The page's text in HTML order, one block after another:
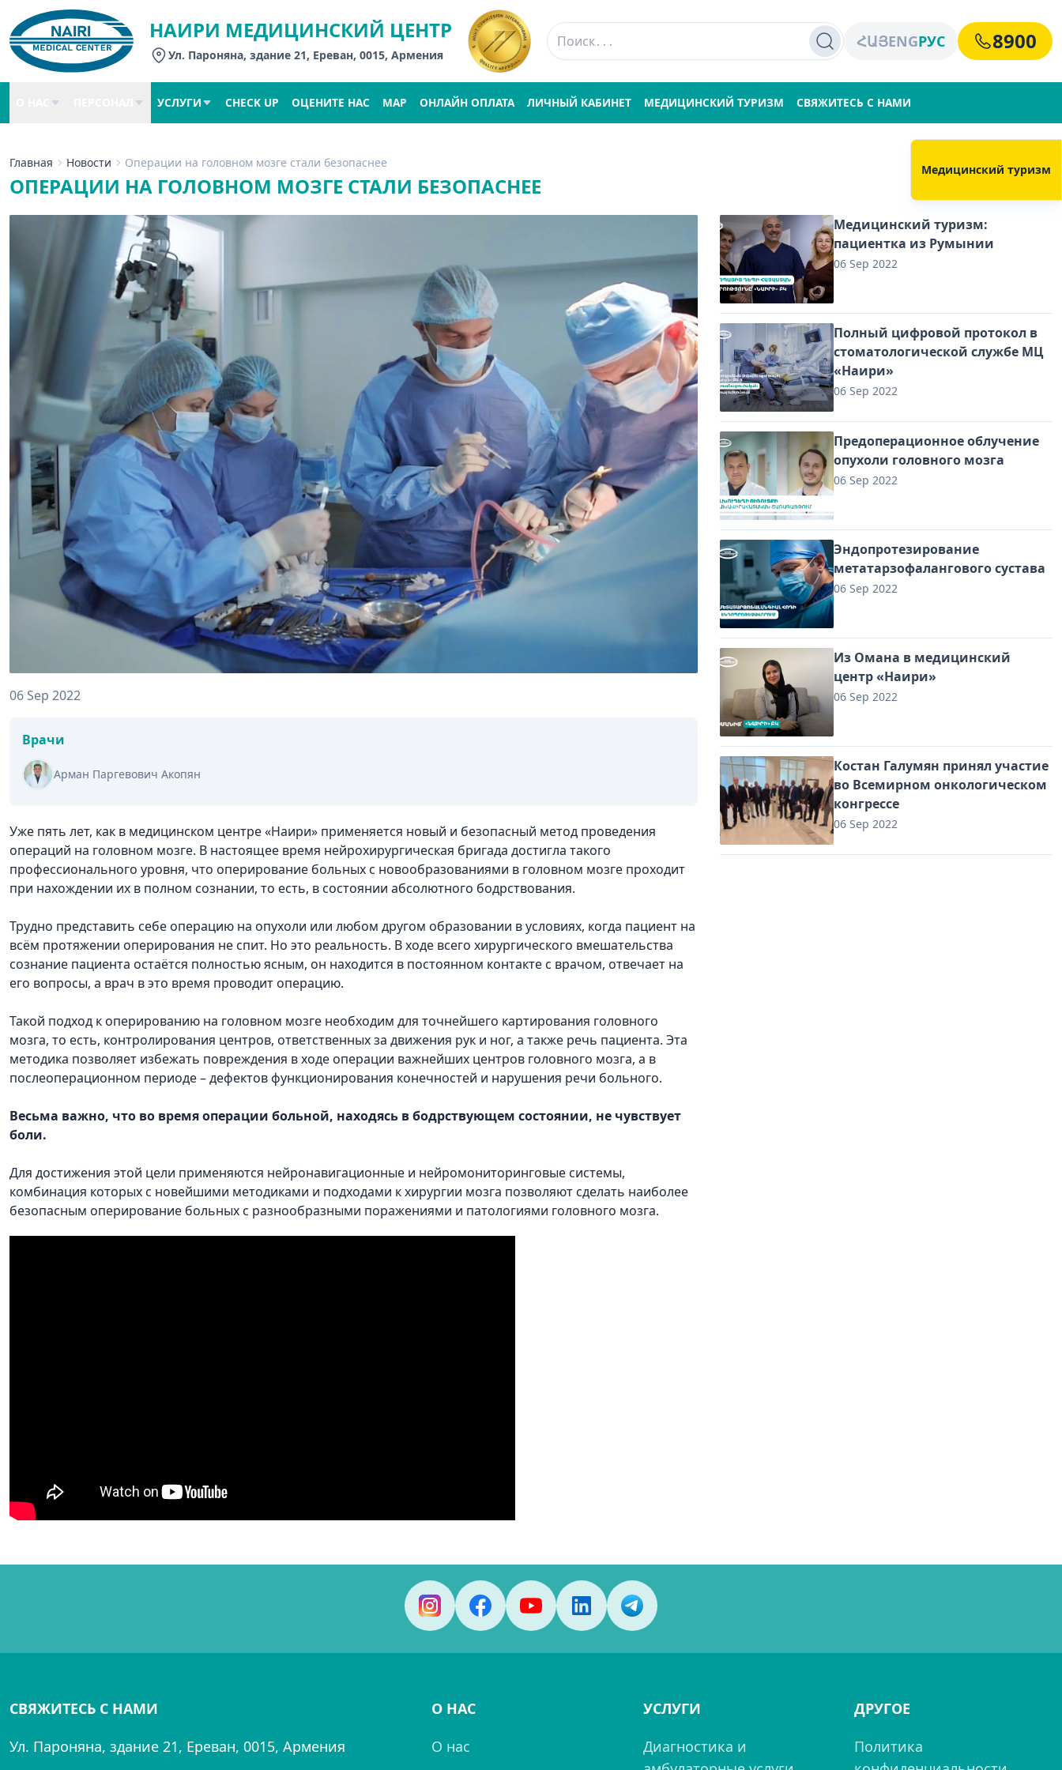
НАИРИ МЕДИЦИНСКИЙ ЦЕНТР
Ул. Пароняна, здание 21, Ереван, 0015, Армения
ՀԱՅENGРУС 8900
УСЛУГИ CHECK UP ОЦЕНИТЕ НАС MAP ОНЛАЙН ОПЛАТА ЛИЧНЫЙ КАБИНЕТ МЕДИЦИНСКИЙ ТУРИЗМ СВЯЖИТЕСЬ С НАМИ
Главная Новости Операции на головном мозге стали безопаснее
ОПЕРАЦИИ НА ГОЛОВНОМ МОЗГЕ СТАЛИ БЕЗОПАСНЕЕ
06 Sep 2022
Врачи
Арман Паргевович Акопян
Уже пять лет, как в медицинском центре «Наири» применяется новый и безопасный метод проведения
операций на головном мозге. В настоящее время нейрохирургическая бригада достигла такого
профессионального уровня, что оперирование больных с новообразованиями в головном мозге проходит
при нахождении их в полном сознании, то есть, в состоянии абсолютного бодрствования.
Трудно представить себе операцию на опухоли или любом другом образовании в условиях, когда пациент на
всём протяжении оперирования не спит. Но это реальность. В ходе всего хирургического вмешательства
сознание пациента остаётся полностью ясным, он находится в постоянном контакте с врачом, отвечает на
его вопросы, а врач в это время проводит операцию.
Такой подход к оперированию на головном мозге необходим для точнейшего картирования головного
мозга, то есть, контролирования центров, ответственных за движения рук и ног, а также речь пациента. Эта
методика позволяет избежать повреждения в ходе операции важнейших центров головного мозга, а в
послеоперационном периоде – дефектов функционирования конечностей и нарушения речи больного.
Весьма важно, что во время операции больной, находясь в бодрствующем состоянии, не чувствует
боли.
Для достижения этой цели применяются нейронавигационные и нейромониторинговые системы,
комбинация которых с новейшими методиками и подходами к хирургии мозга позволяют сделать наиболее
безопасным оперирование больных с разнообразными поражениями и патологиями головного мозга.
Медицинский туризм:
пациентка из Румынии
06 Sep 2022
Полный цифровой протокол в
стоматологической службе МЦ
«Наири»
06 Sep 2022
Предоперационное облучение
опухоли головного мозга
06 Sep 2022
Эндопротезирование
метатарзофалангового сустава
06 Sep 2022
Из Омана в медицинский
центр «Наири»
06 Sep 2022
Костан Галумян принял участие
во Всемирном онкологическом
конгрессе
06 Sep 2022
СВЯЖИТЕСЬ С НАМИ
Ул. Пароняна, здание 21, Ереван, 0015, Армения
О НАС
О нас
УСЛУГИ
Диагностика и
ДРУГОЕ
Политика
Медицинский туризм